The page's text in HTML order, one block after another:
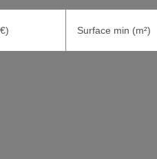
Surface min (m²)